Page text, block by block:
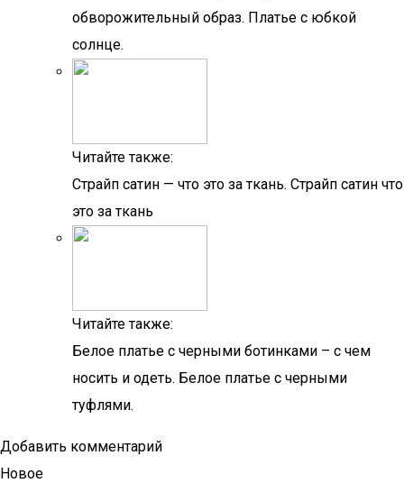
обворожительный образ. Платье с юбкой
солнце.
Читайте также:
Страйп сатин — что это за ткань. Страйп сатин что
это за ткань
Читайте также:
Белое платье с черными ботинками – с чем
носить и одеть. Белое платье с черными
туфлями.
Добавить комментарий
Новое